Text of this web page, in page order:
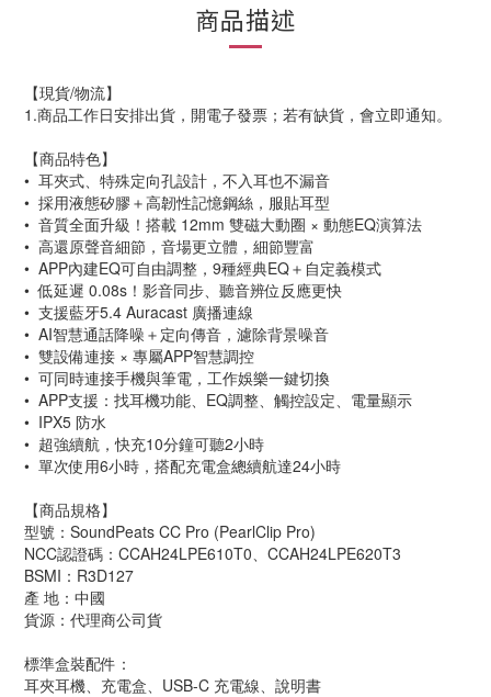
商品描述
【現貨/物流】
1.商品工作日安排出貨，開電子發票；若有缺貨，會立即通知。
【商品特色】
• 耳夾式、特殊定向孔設計，不入耳也不漏音
• 採用液態矽膠＋高韌性記憶鋼絲，服貼耳型
• 音質全面升級！搭載 12mm 雙磁大動圈 × 動態EQ演算法
• 高還原聲音細節，音場更立體，細節豐富
• APP內建EQ可自由調整，9種經典EQ＋自定義模式
• 低延遲 0.08s！影音同步、聽音辨位反應更快
• 支援藍牙5.4 Auracast 廣播連線
• AI智慧通話降噪＋定向傳音，濾除背景噪音
• 雙設備連接 × 專屬APP智慧調控
• 可同時連接手機與筆電，工作娛樂一鍵切換
• APP支援：找耳機功能、EQ調整、觸控設定、電量顯示
• IPX5 防水
• 超強續航，快充10分鐘可聽2小時
• 單次使用6小時，搭配充電盒總續航達24小時
【商品規格】
型號：SoundPeats CC Pro (PearlClip Pro)
NCC認證碼：CCAH24LPE610T0、CCAH24LPE620T3
BSMI：R3D127
產 地：中國
貨源：代理商公司貨
標準盒裝配件：
耳夾耳機、充電盒、USB-C 充電線、說明書